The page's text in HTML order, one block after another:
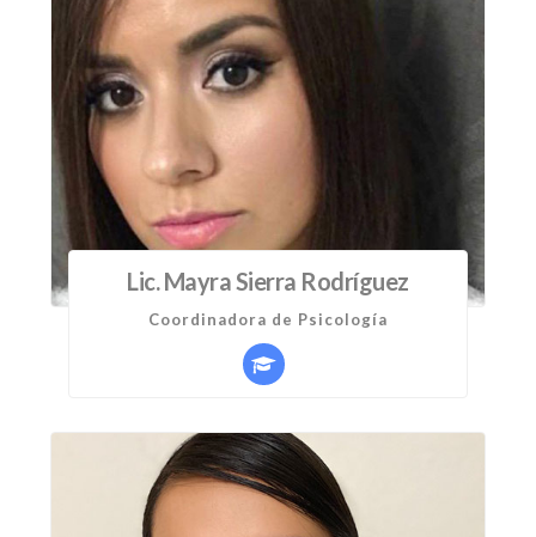
Lic. Mayra Sierra Rodríguez
Coordinadora de Psicología